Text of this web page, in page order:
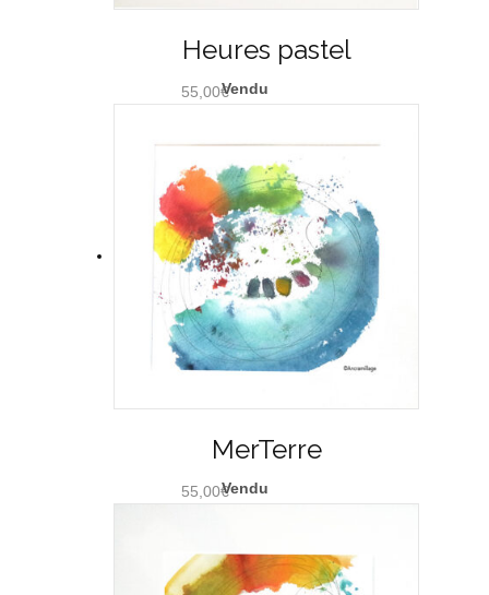
Heures pastel
55,00€
MerTerre
55,00€